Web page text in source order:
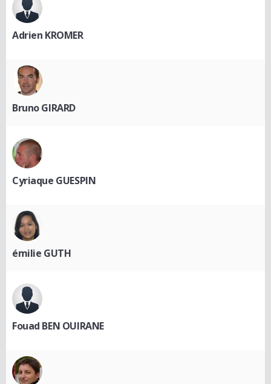
Adrien KROMER
Bruno GIRARD
Cyriaque GUESPIN
émilie GUTH
Fouad BEN OUIRANE